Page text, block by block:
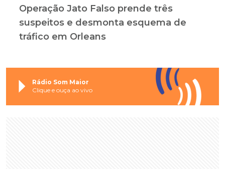
Operação Jato Falso prende três
suspeitos e desmonta esquema de
tráfico em Orleans
Rádio Som Maior
Clique e ouça ao vivo